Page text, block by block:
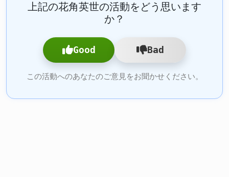
上記の花角英世の活動をどう思います
か？
Good Bad
この活動へのあなたのご意見をお聞かせください。